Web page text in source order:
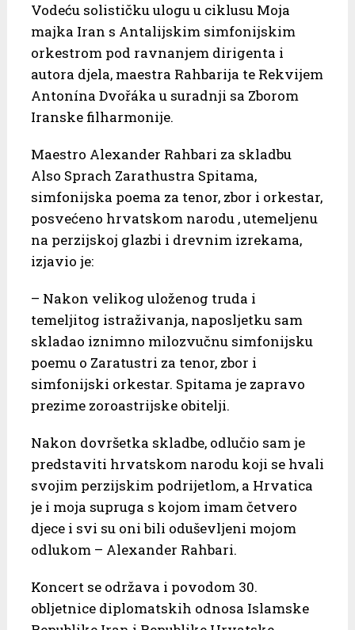
Vodeću solističku ulogu u ciklusu Moja
majka Iran s Antalijskim simfonijskim
orkestrom pod ravnanjem dirigenta i
autora djela, maestra Rahbarija te Rekvijem
Antonína Dvořáka u suradnji sa Zborom
Iranske filharmonije.
Maestro Alexander Rahbari za skladbu
Also Sprach Zarathustra Spitama,
simfonijska poema za tenor, zbor i orkestar,
posvećeno hrvatskom narodu , utemeljenu
na perzijskoj glazbi i drevnim izrekama,
izjavio je:
– Nakon velikog uloženog truda i
temeljitog istraživanja, naposljetku sam
skladao iznimno milozvučnu simfonijsku
poemu o Zaratustri za tenor, zbor i
simfonijski orkestar. Spitama je zapravo
prezime zoroastrijske obitelji.
Nakon dovršetka skladbe, odlučio sam je
predstaviti hrvatskom narodu koji se hvali
svojim perzijskim podrijetlom, a Hrvatica
je i moja supruga s kojom imam četvero
djece i svi su oni bili oduševljeni mojom
odlukom – Alexander Rahbari.
Koncert se održava i povodom 30.
obljetnice diplomatskih odnosa Islamske